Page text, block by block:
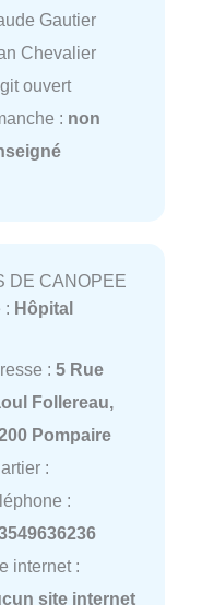
Gautier
Chevalier
ouvert
: non
DE CANOPEE
: Hôpital
: 5 Rue
Follereau,
Pompaire
:
:
internet :
site internet